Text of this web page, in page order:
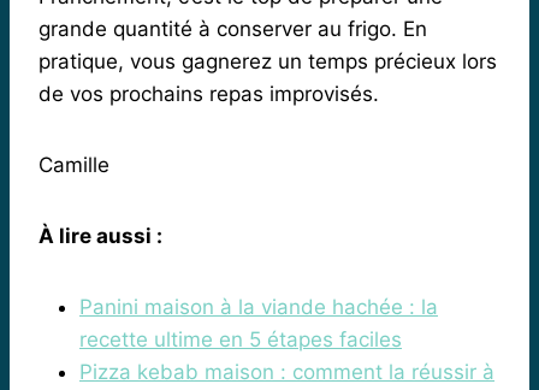
grande quantité à conserver au frigo. En
pratique, vous gagnerez un temps précieux lors
de vos prochains repas improvisés.
Camille
À lire aussi :
Panini maison à la viande hachée : la
recette ultime en 5 étapes faciles
Pizza kebab maison : comment la réussir à